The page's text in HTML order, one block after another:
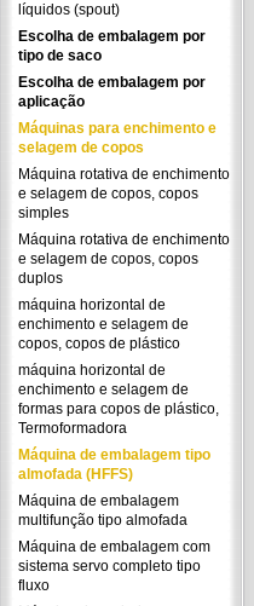
líquidos (spout)
Escolha de embalagem por
tipo de saco
Escolha de embalagem por
aplicação
Máquinas para enchimento e
selagem de copos
Máquina rotativa de enchimento
e selagem de copos, copos
simples
Máquina rotativa de enchimento
e selagem de copos, copos
duplos
máquina horizontal de
enchimento e selagem de
copos, copos de plástico
máquina horizontal de
enchimento e selagem de
formas para copos de plástico,
Termoformadora
Máquina de embalagem tipo
almofada (HFFS)
Máquina de embalagem
multifunção tipo almofada
Máquina de embalagem com
sistema servo completo tipo
fluxo